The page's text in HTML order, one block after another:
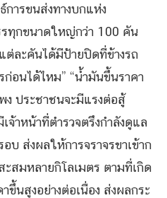
ารขนส่งทางบกแห่ง
ทุกขนาดใหญ่กว่า 100 คัน
ต่ละคันได้มีป้ายปิดที่ข้างรถ
ก่อนได้ไหม” “น้ำมันขึ้นราคา
ง ประชาชนจะมีแรงต่อสู้
จ้าหน้าที่ตำรวจตรึงกำลังดูแล
บ ส่งผลให้การจราจรขาเข้าก
สมหลายกิโลเมตร ตามที่เกิด
ขึ้นสูงอย่างต่อเนื่อง ส่งผลกระ